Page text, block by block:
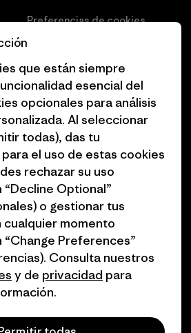
Preferencias de cookies
Empleo
Prensa
Programa para profesionales
del sector
Programa de afiliados
Mapa del sitio Patagonia
España
los derechos reservados.
que están siempre
esencial del
opcionales para análisis
Al seleccionar
todas), das tu
el uso de estas cookies
rechazar su uso
Optional”
o gestionar tus
momento
Preferences”
Consulta nuestros
y de privacidad para